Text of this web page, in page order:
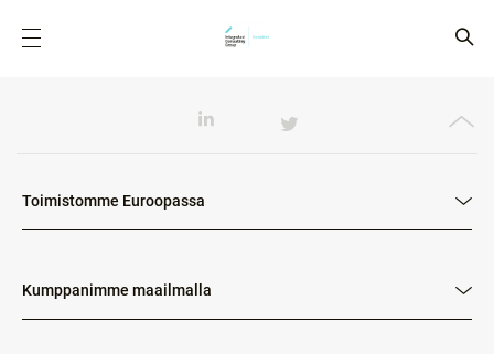
Toimistomme Euroopassa
Kumppanimme maailmalla